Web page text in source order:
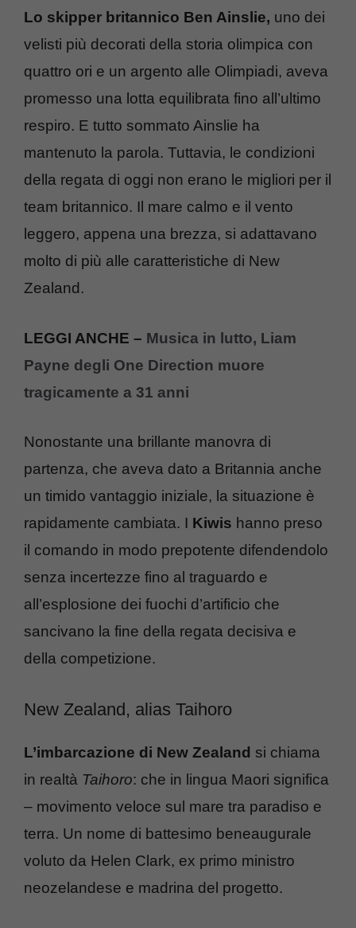
Lo skipper britannico Ben Ainslie, uno dei
velisti più decorati della storia olimpica con
quattro ori e un argento alle Olimpiadi, aveva
promesso una lotta equilibrata fino all’ultimo
respiro. E tutto sommato Ainslie ha
mantenuto la parola. Tuttavia, le condizioni
della regata di oggi non erano le migliori per il
team britannico. Il mare calmo e il vento
leggero, appena una brezza, si adattavano
molto di più alle caratteristiche di New
Zealand.
LEGGI ANCHE – Musica in lutto, Liam
Payne degli One Direction muore
tragicamente a 31 anni
Nonostante una brillante manovra di
partenza, che aveva dato a Britannia anche
un timido vantaggio iniziale, la situazione è
rapidamente cambiata. I Kiwis hanno preso
il comando in modo prepotente difendendolo
senza incertezze fino al traguardo e
all’esplosione dei fuochi d’artificio che
sancivano la fine della regata decisiva e
della competizione.
New Zealand, alias Taihoro
L’imbarcazione di New Zealand si chiama
in realtà Taihoro: che in lingua Maori significa
– movimento veloce sul mare tra paradiso e
terra. Un nome di battesimo beneaugurale
voluto da Helen Clark, ex primo ministro
neozelandese e madrina del progetto.